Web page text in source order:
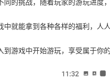
同的挑战，随着玩家的游玩进度
中就能拿到各种各样的福利，人
到游戏中开始游玩，享受属于你